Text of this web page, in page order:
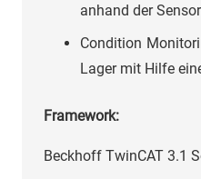
anhand der
Condition
Lager mit Hilfe
Framework:
Beckhoff TwinCAT 3.1